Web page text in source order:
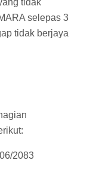
tidak
selepas 3
tidak berjaya
2083